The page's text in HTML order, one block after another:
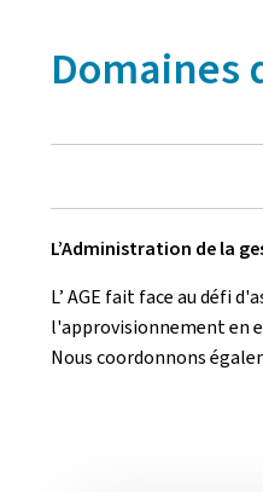
Domaines
L’Administration de la
L’ AGE fait face au défi
l'approvisionnement en
Nous coordonnons